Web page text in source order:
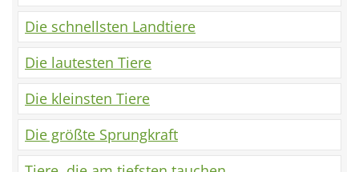
Die schnellsten Landtiere
Die lautesten Tiere
Die kleinsten Tiere
Die größte Sprungkraft